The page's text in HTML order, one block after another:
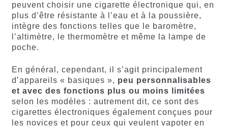
peuvent choisir une cigarette électronique qui, en
plus d’être résistante à l’eau et à la poussière,
intègre des fonctions telles que le baromètre,
l’altimètre, le thermomètre et même la lampe de
poche.
En général, cependant, il s’agit principalement
d’appareils « basiques », peu personnalisables
et avec des fonctions plus ou moins limitées
selon les modèles : autrement dit, ce sont des
cigarettes électroniques également conçues pour
les novices et pour ceux qui veulent vapoter en